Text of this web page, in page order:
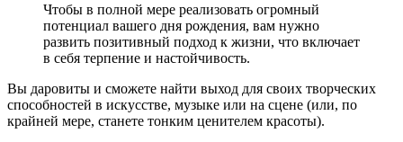
Чтобы в полной мере реализовать огромный
потенциал вашего дня рождения, вам нужно
развить позитивный подход к жизни, что включает
в себя терпение и настойчивость.
Вы даровиты и сможете найти выход для своих творческих
способностей в искусстве, музыке или на сцене (или, по
крайней мере, станете тонким ценителем красоты).